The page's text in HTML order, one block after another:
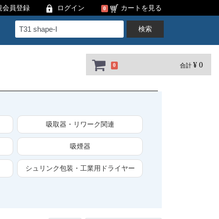
0 合計 ¥ 0
会員登録 ログイン 0 カートを見る
検索
吸取器・リワーク関連
吸煙器
シュリンク包装・工業用ドライヤー